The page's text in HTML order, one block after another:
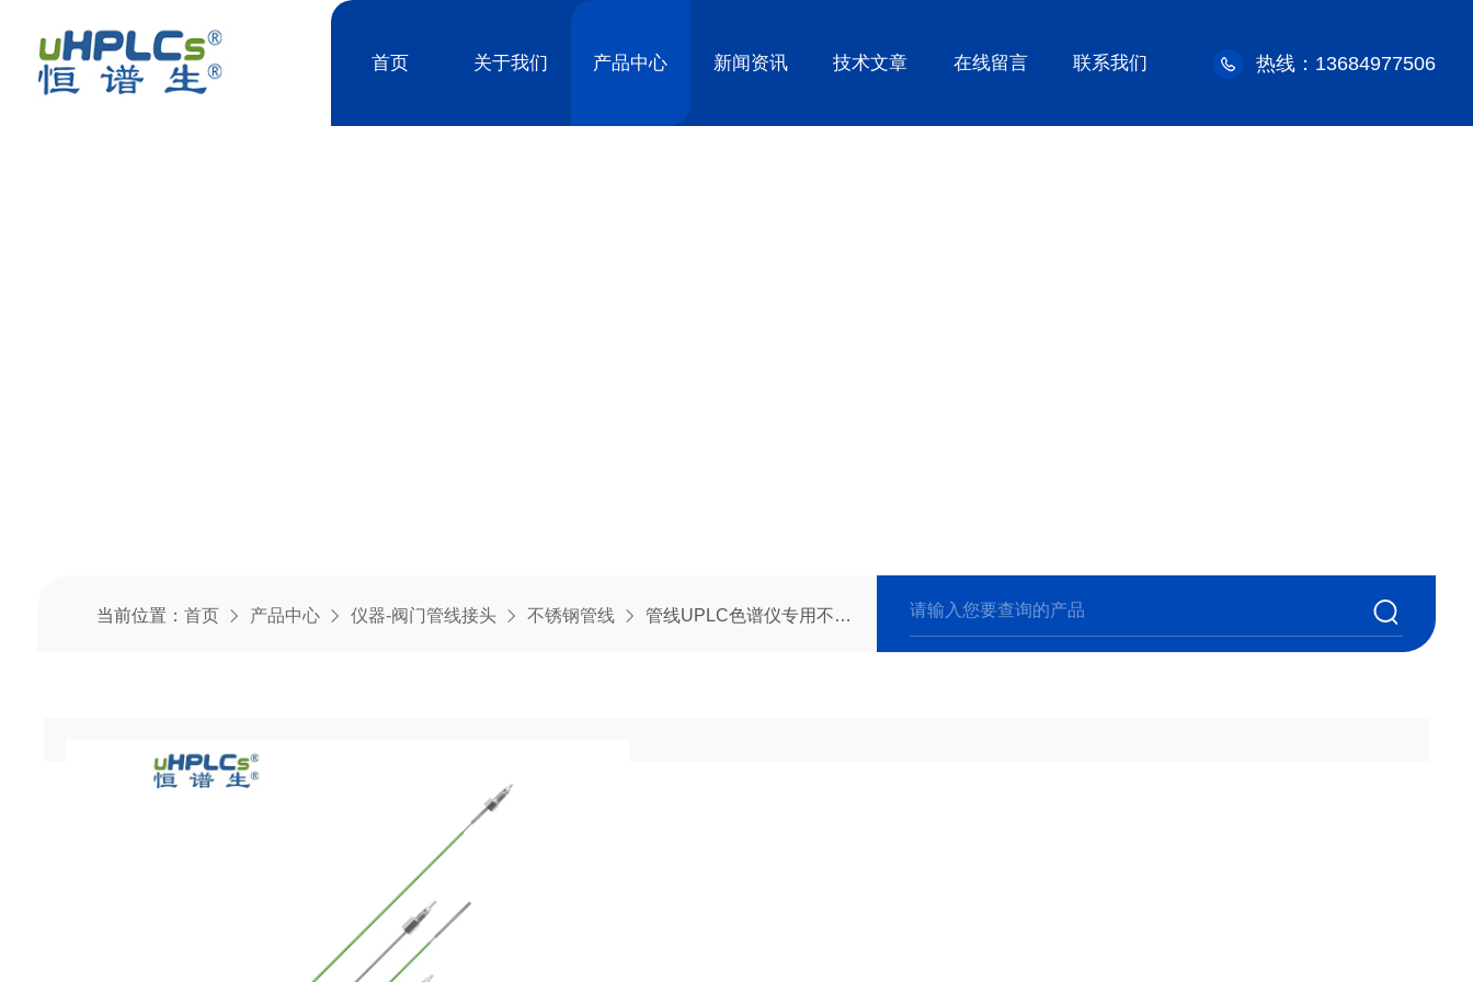
首页 关于我们 产品中心 新闻资讯 技术文章 在线留言 联系我们 热线：13684977506
当前位置： 首页 产品中心 仪器-阀门管线接头 不锈钢管线 管线UPLC色谱仪专用不锈钢柔性管路